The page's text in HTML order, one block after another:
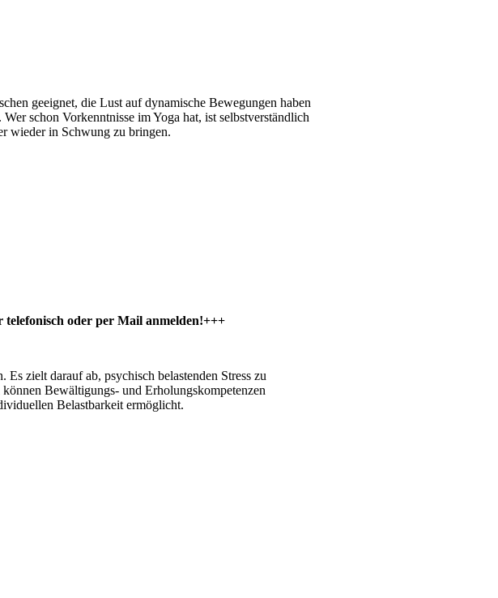
geeignet, die Lust auf dynamische Bewegungen haben
schon Vorkenntnisse im Yoga hat, ist selbstverständlich
wieder in Schwung zu bringen.
oder per Mail anmelden!+++
zielt darauf ab, psychisch belastenden Stress zu
Bewältigungs- und Erholungskompetenzen
Belastbarkeit ermöglicht.